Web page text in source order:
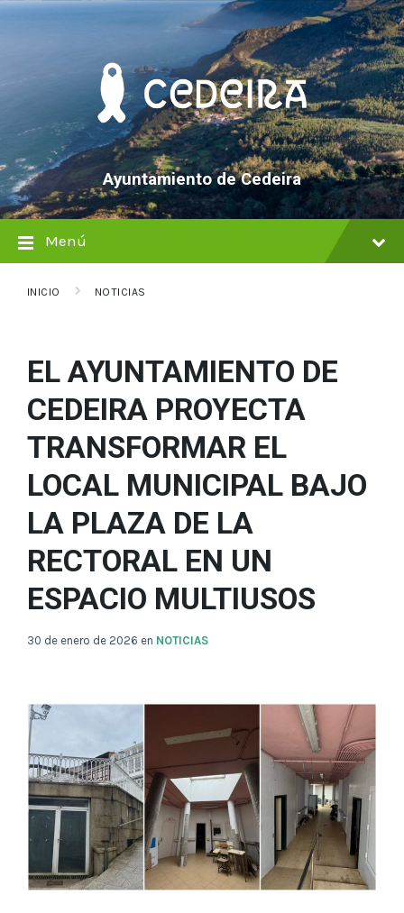
saltar
Saltar
Saltar
Ayuntamiento de Cedeira
Menú
INICIO NOTICIAS
EL AYUNTAMIENTO DE
CEDEIRA PROYECTA
TRANSFORMAR EL
LOCAL MUNICIPAL BAJO
LA PLAZA DE LA
RECTORAL EN UN
ESPACIO MULTIUSOS
30 de enero de 2026 en NOTICIAS